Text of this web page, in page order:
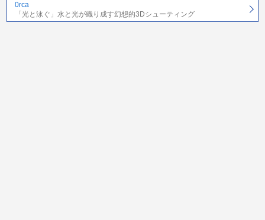
0rca
「光と泳ぐ」水と光が織り成す幻想的3Dシューティング